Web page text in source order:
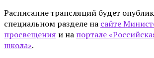
Расписание трансляций будет
специальном разделе на сайте
просвещения и на портале
школа».